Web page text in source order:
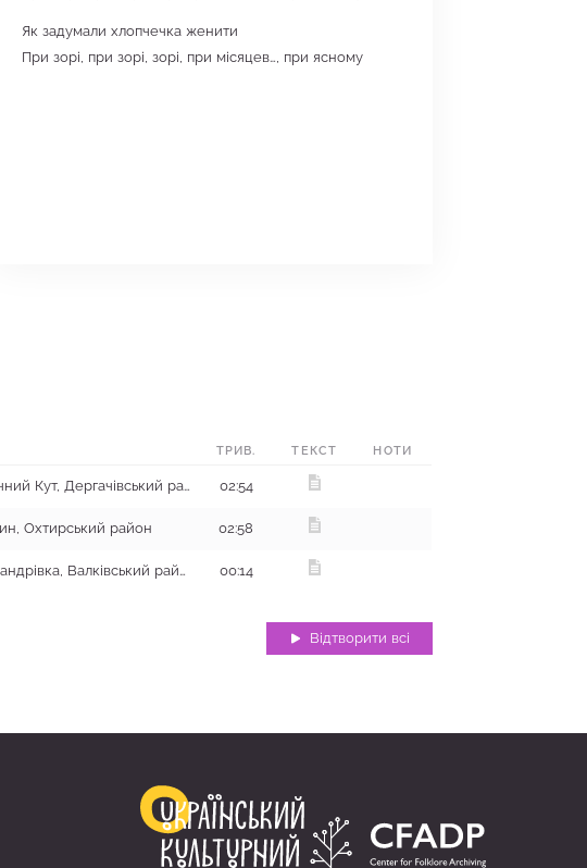
Як задумали хлопчечка женити
При зорі, при зорі, зорі, при місяцев…, при ясному
ТРИВ. ТЕКСТ НОТИ
с. Дворічний Кут, Дергачівський район 02:54
Охтирський район 02:58
с. Олександрівка, Валківський район 00:14
Відтворити всі